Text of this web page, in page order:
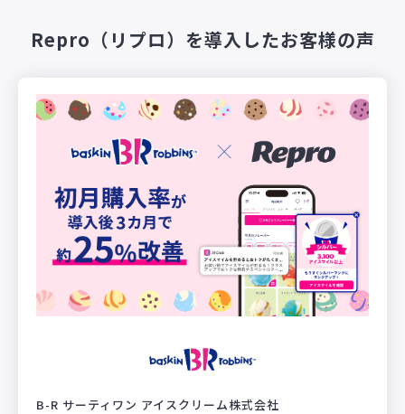
Repro（リプロ）を導入したお客様の声
B-R サーティワン アイスクリーム株式会社